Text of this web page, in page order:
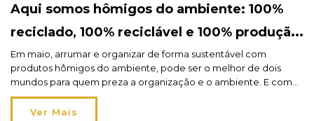
Aqui somos hômigos do ambiente: 100%
reciclado, 100% reciclável e 100% produção
nacional!
Em maio, arrumar e organizar de forma sustentável com
produtos hômigos do ambiente, pode ser o melhor de dois
mundos para quem preza a organização e o ambiente. E com
40% de desconto! Saiba mais no blog.
Ver Mais